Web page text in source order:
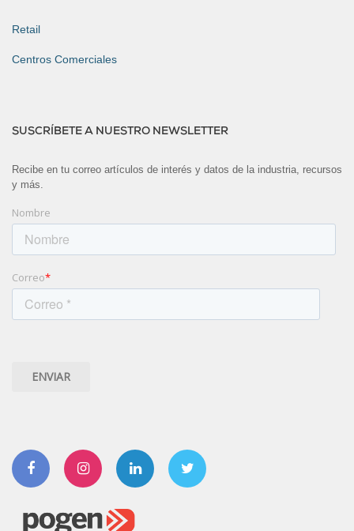
Retail
Centros Comerciales
SUSCRÍBETE A NUESTRO NEWSLETTER
Recibe en tu correo artículos de interés y datos de la industria, recursos
y más.
Nombre
Correo*
InstagramLinkedin